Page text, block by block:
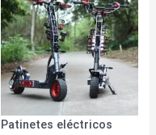
Patinetes eléctricos